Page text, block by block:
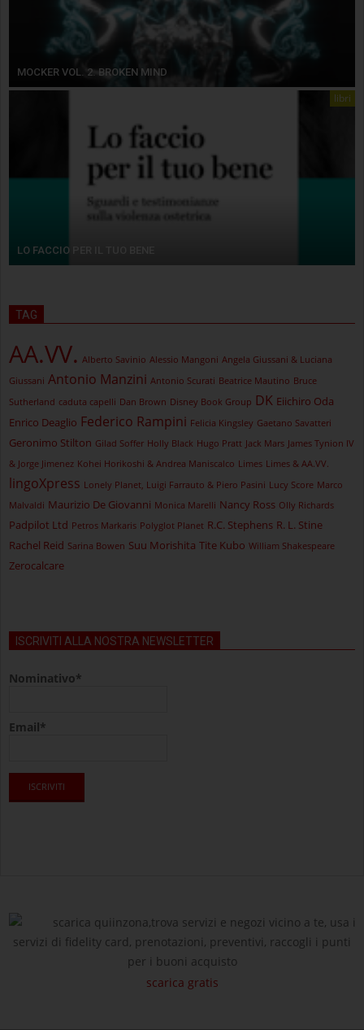
MOCKER VOL. 2. BROKEN MIND
libri
LO FACCIO PER IL TUO BENE
TAG
AA.VV. Alberto Savinio Alessio Mangoni Angela Giussani & Luciana
Giussani Antonio Manzini Antonio Scurati Beatrice Mautino Bruce
Sutherland caduta capelli Dan Brown Disney Book Group DK Eiichiro Oda
Enrico Deaglio Federico Rampini Felicia Kingsley Gaetano Savatteri
Geronimo Stilton Gilad Soffer Holly Black Hugo Pratt Jack Mars James Tynion IV
& Jorge Jimenez Kohei Horikoshi & Andrea Maniscalco Limes Limes & AA.VV.
lingoXpress Lonely Planet, Luigi Farrauto & Piero Pasini Lucy Score Marco
Malvaldi Maurizio De Giovanni Monica Marelli Nancy Ross Olly Richards
Padpilot Ltd Petros Markaris Polyglot Planet R.C. Stephens R. L. Stine
Rachel Reid Sarina Bowen Suu Morishita Tite Kubo William Shakespeare
Zerocalcare
ISCRIVITI ALLA NOSTRA NEWSLETTER
Nominativo*
Email*
scarica quiinzona,trova servizi e negozi vicino a te, usa i
servizi di fidelity card, prenotazioni, preventivi, raccogli i punti
per i buoni acquisto
scarica gratis